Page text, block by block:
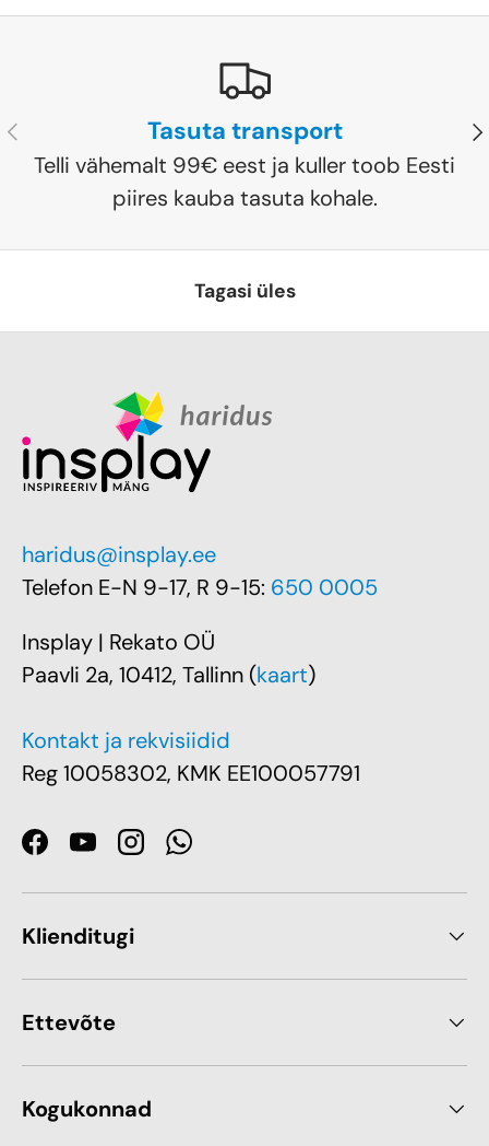
Eelmine Tasuta transport
Telli vähemalt 99€ eest ja kuller toob Eesti
piires kauba tasuta kohale.
Tagasi üles
haridus@insplay.ee
Telefon E-N 9-17, R 9-15: 650 0005
Insplay | Rekato OÜ
Paavli 2a, 10412, Tallinn (kaart)
Kontakt ja rekvisiidid
Reg 10058302, KMK EE100057791
Facebook
YouTubeInstagramWhatsApp
Klienditugi
Ettevõte
Kogukonnad